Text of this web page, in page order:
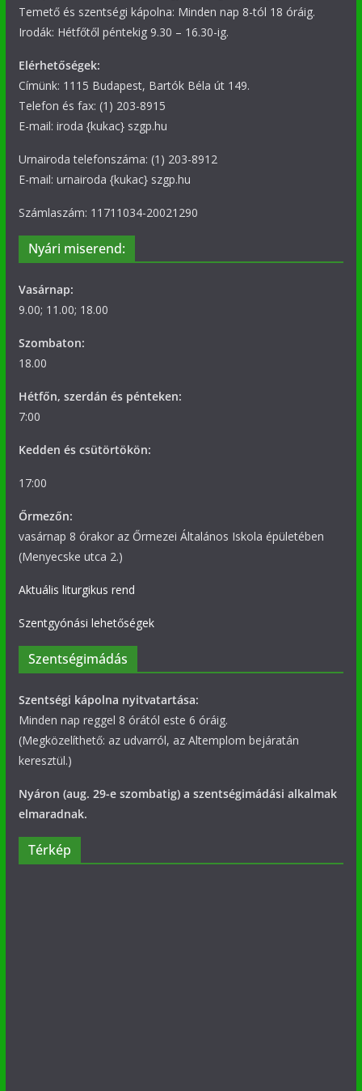
Temető és szentségi kápolna: Minden nap 8-tól 18 óráig.
Irodák: Hétfőtől péntekig 9.30 – 16.30-ig.
Elérhetőségek:
Címünk: 1115 Budapest, Bartók Béla út 149.
Telefon és fax: (1) 203-8915
E-mail: iroda {kukac} szgp.hu
Urnairoda telefonszáma: (1) 203-8912
E-mail: urnairoda {kukac} szgp.hu
Számlaszám: 11711034-20021290
Nyári miserend:
Vasárnap:
9.00; 11.00; 18.00
Szombaton:
18.00
Hétfőn, szerdán és pénteken:
7:00
Kedden és csütörtökön:
17:00
Őrmezőn:
vasárnap 8 órakor az Őrmezei Általános Iskola épületében
(Menyecske utca 2.)
Aktuális liturgikus rend
Szentgyónási lehetőségek
Szentségimádás
Szentségi kápolna nyitvatartása:
Minden nap reggel 8 órától este 6 óráig.
(Megközelíthető: az udvarról, az Altemplom bejáratán
keresztül.)
Nyáron (aug. 29-e szombatig) a szentségimádási alkalmak
elmaradnak.
Térkép